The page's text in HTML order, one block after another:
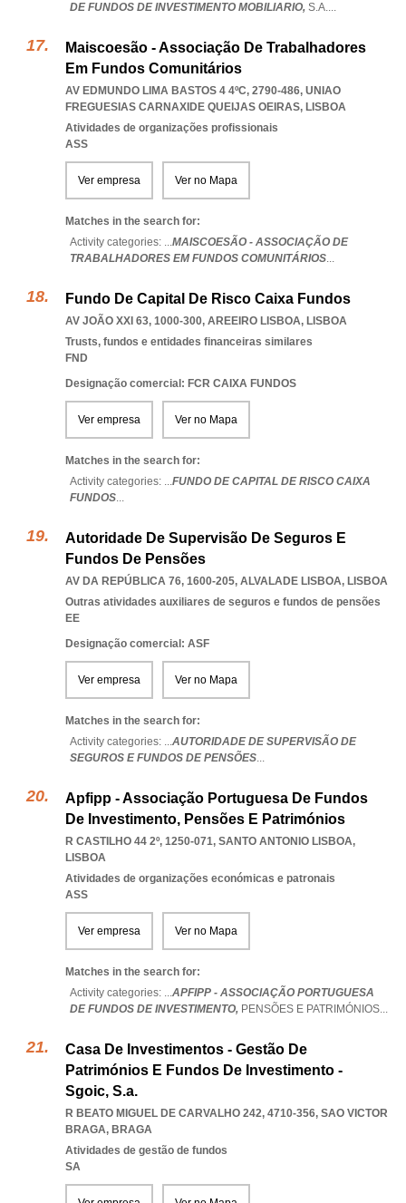
DE FUNDOS DE INVESTIMENTO MOBILIARIO, S.A....
Maiscoesão - Associação De Trabalhadores
Em Fundos Comunitários
AV EDMUNDO LIMA BASTOS 4 4ºC, 2790-486, UNIAO
FREGUESIAS CARNAXIDE QUEIJAS OEIRAS, LISBOA
Atividades de organizações profissionais
ASS
Ver empresa Ver no Mapa
Matches in the search for:
Activity categories: ...MAISCOESÃO - ASSOCIAÇÃO DE
TRABALHADORES EM FUNDOS COMUNITÁRIOS...
Fundo De Capital De Risco Caixa Fundos
AV JOÃO XXI 63, 1000-300, AREEIRO LISBOA, LISBOA
Trusts, fundos e entidades financeiras similares
FND
Designação comercial: FCR CAIXA FUNDOS
Ver empresa Ver no Mapa
Matches in the search for:
Activity categories: ...FUNDO DE CAPITAL DE RISCO CAIXA
FUNDOS...
Autoridade De Supervisão De Seguros E
Fundos De Pensões
AV DA REPÚBLICA 76, 1600-205, ALVALADE LISBOA, LISBOA
Outras atividades auxiliares de seguros e fundos de pensões
EE
Designação comercial: ASF
Ver empresa Ver no Mapa
Matches in the search for:
Activity categories: ...AUTORIDADE DE SUPERVISÃO DE
SEGUROS E FUNDOS DE PENSÕES...
Apfipp - Associação Portuguesa De Fundos
De Investimento, Pensões E Patrimónios
R CASTILHO 44 2º, 1250-071, SANTO ANTONIO LISBOA,
LISBOA
Atividades de organizações económicas e patronais
ASS
Ver empresa Ver no Mapa
Matches in the search for:
Activity categories: ...APFIPP - ASSOCIAÇÃO PORTUGUESA
DE FUNDOS DE INVESTIMENTO, PENSÕES E PATRIMÓNIOS...
Casa De Investimentos - Gestão De
Patrimónios E Fundos De Investimento -
Sgoic, S.a.
R BEATO MIGUEL DE CARVALHO 242, 4710-356, SAO VICTOR
BRAGA, BRAGA
Atividades de gestão de fundos
SA